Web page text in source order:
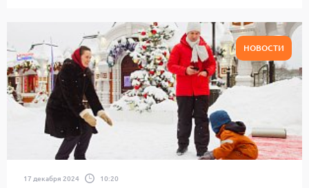
НОВОСТИ
17 декабря 2024 10:20